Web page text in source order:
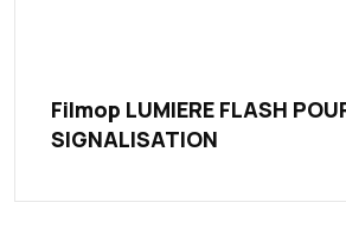
Filmop LUMIERE FLASH
SIGNALISATION